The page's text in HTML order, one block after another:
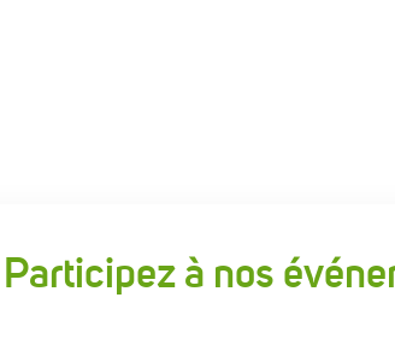
Participez à nos